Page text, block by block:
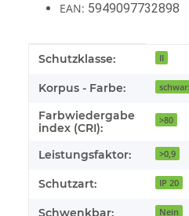
EAN: 5949097732898
Produkteigenschaft
Wert
Schutzklasse: II
Korpus - Farbe:
Farbwiedergabe
index (CRI):
>80
Leistungsfaktor: >0,9
Schutzart: IP 20
Schwenkbar: Nein